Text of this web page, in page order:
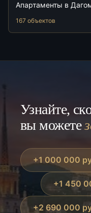
Апартаменты в
167 объектов
Узнайте,
вы можете
+1 000 000
+1 450
+2 690 000